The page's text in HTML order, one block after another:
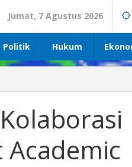
Jumat, 7 Agustus 2026
Politik Hukum